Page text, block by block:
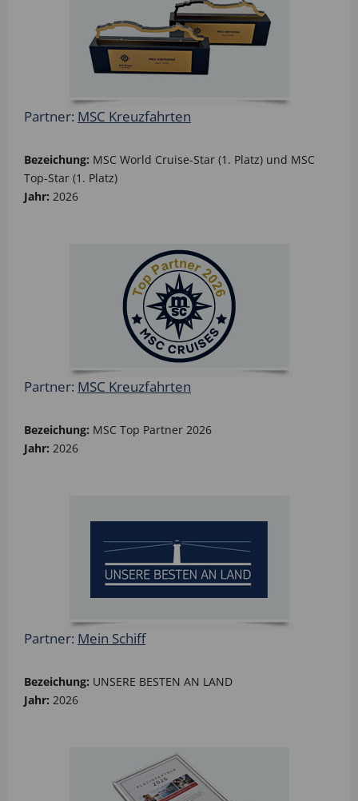
Partner: MSC Kreuzfahrten
Bezeichung: MSC World Cruise-Star (1. Platz) und MSC
Top-Star (1. Platz)
Jahr: 2026
Partner: MSC Kreuzfahrten
Bezeichung: MSC Top Partner 2026
Jahr: 2026
Partner: Mein Schiff
Bezeichung: UNSERE BESTEN AN LAND
Jahr: 2026